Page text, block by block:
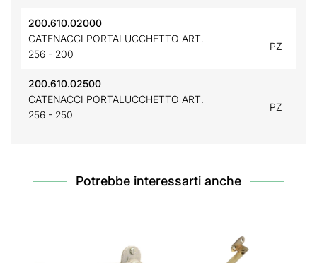
200.610.02000
CATENACCI PORTALUCCHETTO ART.
256 - 200
PZ
200.610.02500
CATENACCI PORTALUCCHETTO ART.
256 - 250
PZ
Potrebbe interessarti anche